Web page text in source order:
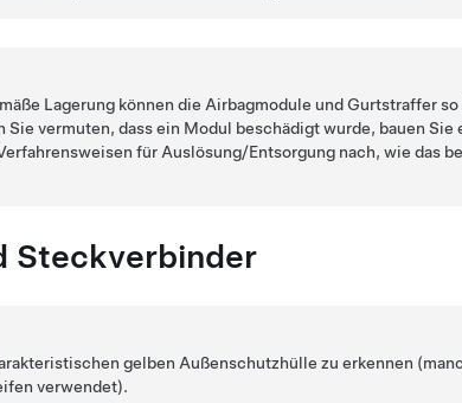
Lagerung können die Airbagmodule und Gurtstraffer
vermuten, dass ein Modul beschädigt wurde, bauen Sie
für Auslösung/Entsorgung nach, wie das
Steckverbinder
gelben Außenschutzhülle zu erkennen
verwendet).